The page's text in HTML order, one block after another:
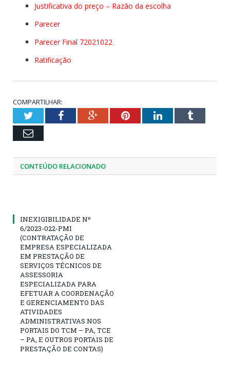
Justificativa do preço – Razão da escolha
Parecer
Parecer Final 72021022
Ratificação
COMPARTILHAR:
TwitterFacebookGoogle+PinterestLinkedInTumblr
Email
CONTEÚDO RELACIONADO
INEXIGIBILIDADE Nº
6/2023-022-PMI
(CONTRATAÇÃO DE
EMPRESA ESPECIALIZADA
EM PRESTAÇÃO DE
SERVIÇOS TÉCNICOS DE
ASSESSORIA
ESPECIALIZADA PARA
EFETUAR A COORDENAÇÃO
E GERENCIAMENTO DAS
ATIVIDADES
ADMINISTRATIVAS NOS
PORTAIS DO TCM – PA, TCE
– PA, E OUTROS PORTAIS DE
PRESTAÇÃO DE CONTAS)